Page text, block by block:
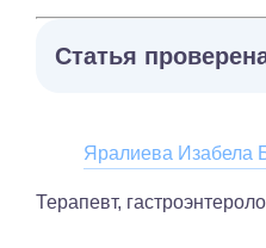
Статья
Яралиева Изабела
Терапевт,